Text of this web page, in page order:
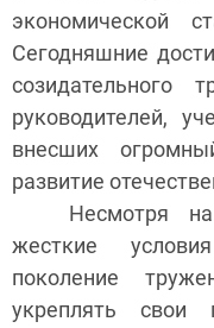
экономической
Сегодняшние
созидательного
руководителей,
внесших
развитие
Несмотря
жесткие
поколение
укреплять свои